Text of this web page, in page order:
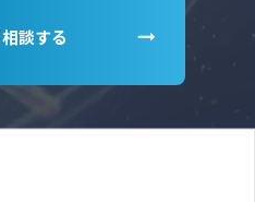
談する